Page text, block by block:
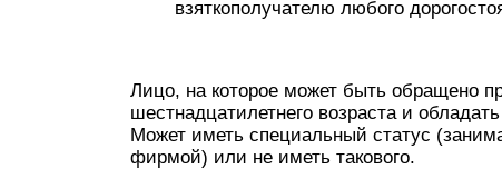
взяткополучателю любого
Лицо, на которое может быть обращено
шестнадцатилетнего возраста и
Может иметь специальный статус
фирмой) или не иметь такового.